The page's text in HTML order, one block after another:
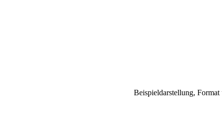
Beispieldarstellung,